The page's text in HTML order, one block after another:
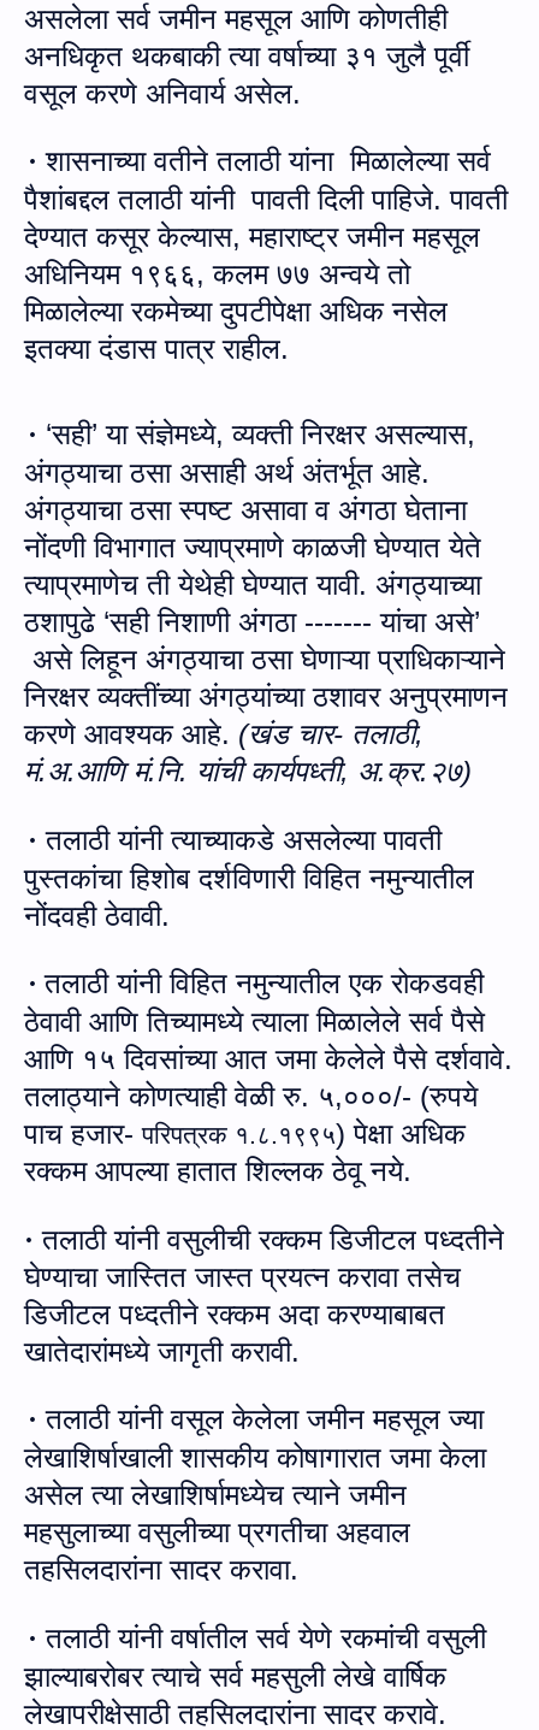
असलेला सर्व जमीन महसूल आणि कोणतीही
अनधिकृत थकबाकी त्या वर्षाच्या ३१ जुलै पूर्वी
वसूलकरणे अनिवार्य असेल.
· शासनाच्या वतीनेतलाठी यांना मिळालेल्या सर्व
पैशांबद्दलतलाठी यांनी पावती दिली पाहिजे.पावती
देण्यात कसूर केल्यास,महाराष्ट्र जमीन महसूल
अधिनियम १९६६, कलम ७७ अन्‍वये तो
मिळालेल्या रकमेच्या दुपटीपेक्षा अधिक नसेल
इतक्या दंडास पात्र राहील.
· ‘सही’ या संज्ञेमध्ये,व्यक्ती निरक्षर असल्यास,
अंगठ्याचा ठसा असाही अर्थ अंतर्भूत आहे.
अंगठ्याचा ठसा स्पष्ट असावा व अंगठा घेताना
नोंदणी विभागात ज्याप्रमाणे काळजी घेण्यात येते
त्याप्रमाणेच ती येथेही घेण्यात यावी. अंगठ्याच्या
ठशापुढे ‘सही निशाणी अंगठा ------- यांचा असे’
असे लिहून अंगठ्याचा ठसा घेणाऱ्या प्राधिकाऱ्याने
निरक्षर व्यक्तींच्या अंगठ्यांच्‍या ठशावर अनुप्रमाणन
करणे आवश्यक आहे. (खंड चार- तलाठी,
मं.अ.आणि मं.नि. यांची कार्यपध्‍ती, अ.क्र.२७)
· तलाठी यांनी त्याच्याकडे असलेल्या पावती
पुस्तकांचा हिशोब दर्शविणारीविहित नमुन्‍यातील
नोंदवही ठेवावी.
·तलाठी यांनी विहित नमुन्‍यातीलएक रोकडवही
ठेवावी आणि तिच्यामध्ये त्याला मिळालेले सर्व पैसे
आणि १५ दिवसांच्या आत जमा केलेले पैसे दर्शवावे.
तलाठ्याने कोणत्याही वेळी रु. ५,०००/- (रुपये
पाच हजार-परिपत्रक १.८.१९९५) पेक्षा अधिक
रक्कम आपल्या हातात शिल्लक ठेवू नये.
· तलाठी यांनी वसुलीची रक्‍कम डिजीटल पध्‍दतीने
घेण्‍याचा जास्‍तित जास्‍त प्रयत्‍न करावा तसेच
डिजीटल पध्‍दतीने रक्‍कम अदा करण्‍याबाबत
खातेदारांमध्‍ये जागृती करावी.
· तलाठी यांनीवसूल केलेला जमीन महसूल ज्या
लेखाशिर्षाखाली शासकीय कोषागारात जमा केला
असेल त्यालेखाशिर्षामध्येच त्याने जमीन
महसुलाच्या वसुलीच्या प्रगतीचा अहवाल
तहसिलदारांना सादर करावा.
· तलाठी यांनीवर्षातील सर्व येणे रकमांची वसुली
झाल्याबरोबर त्याचे सर्व महसुली लेखेवार्षिक
लेखापरीक्षेसाठी तहसिलदारांना सादर करावे.